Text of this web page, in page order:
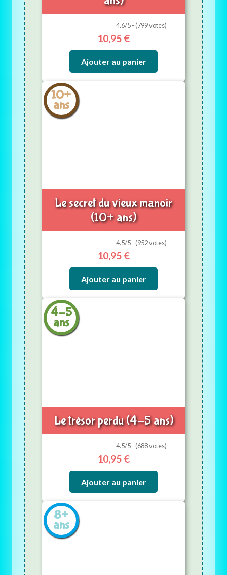
4.6/5 - (799 votes)
10,95 €
Ajouter au panier
10+
ans
Le secret du vieux manoir
(10+ ans)
4.5/5 - (952 votes)
10,95 €
Ajouter au panier
4-5
ans
Le trésor perdu (4-5 ans)
4.5/5 - (688 votes)
10,95 €
Ajouter au panier
8+
ans